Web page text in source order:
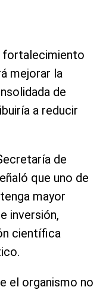
fortalecimiento
mejorar la
de
a reducir
de
que uno de
mayor
inversión,
científica
el organismo no